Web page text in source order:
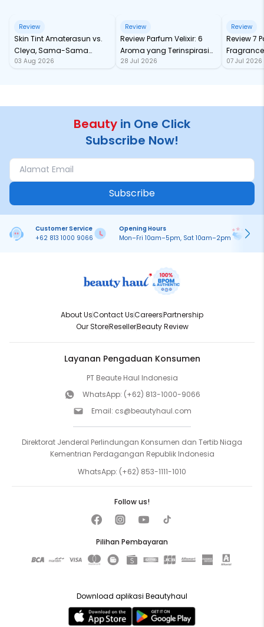
Review
Skin Tint Amaterasun vs.
Cleya, Sama-Sama
dengan SPF, Mana yang
03 Aug 2026
Review
Review Parfum Velixir: 6
Aroma yang Terinspirasi
dari Karakter Mitologi
28 Jul 2026
Review
Review 7
tahan
07 Jul 2026
Beauty in One Click
Subscribe Now!
Subscribe
Customer Service
+62 813 1000 9066
Opening Hours
Mon–Fri 10am–5pm, Sat 10am–2pm
About UsContact UsCareersPartnership
Our StoreResellerBeauty Review
Layanan Pengaduan Konsumen
PT Beaute Haul Indonesia
WhatsApp: (+62) 813-1000-9066
Email: cs@beautyhaul.com
Direktorat Jenderal Perlindungan Konsumen dan Tertib Niaga
Kementrian Perdagangan Republik Indonesia
WhatsApp: (+62) 853-1111-1010
Pilihan Pembayaran
Follow us!
Download aplikasi Beautyhaul